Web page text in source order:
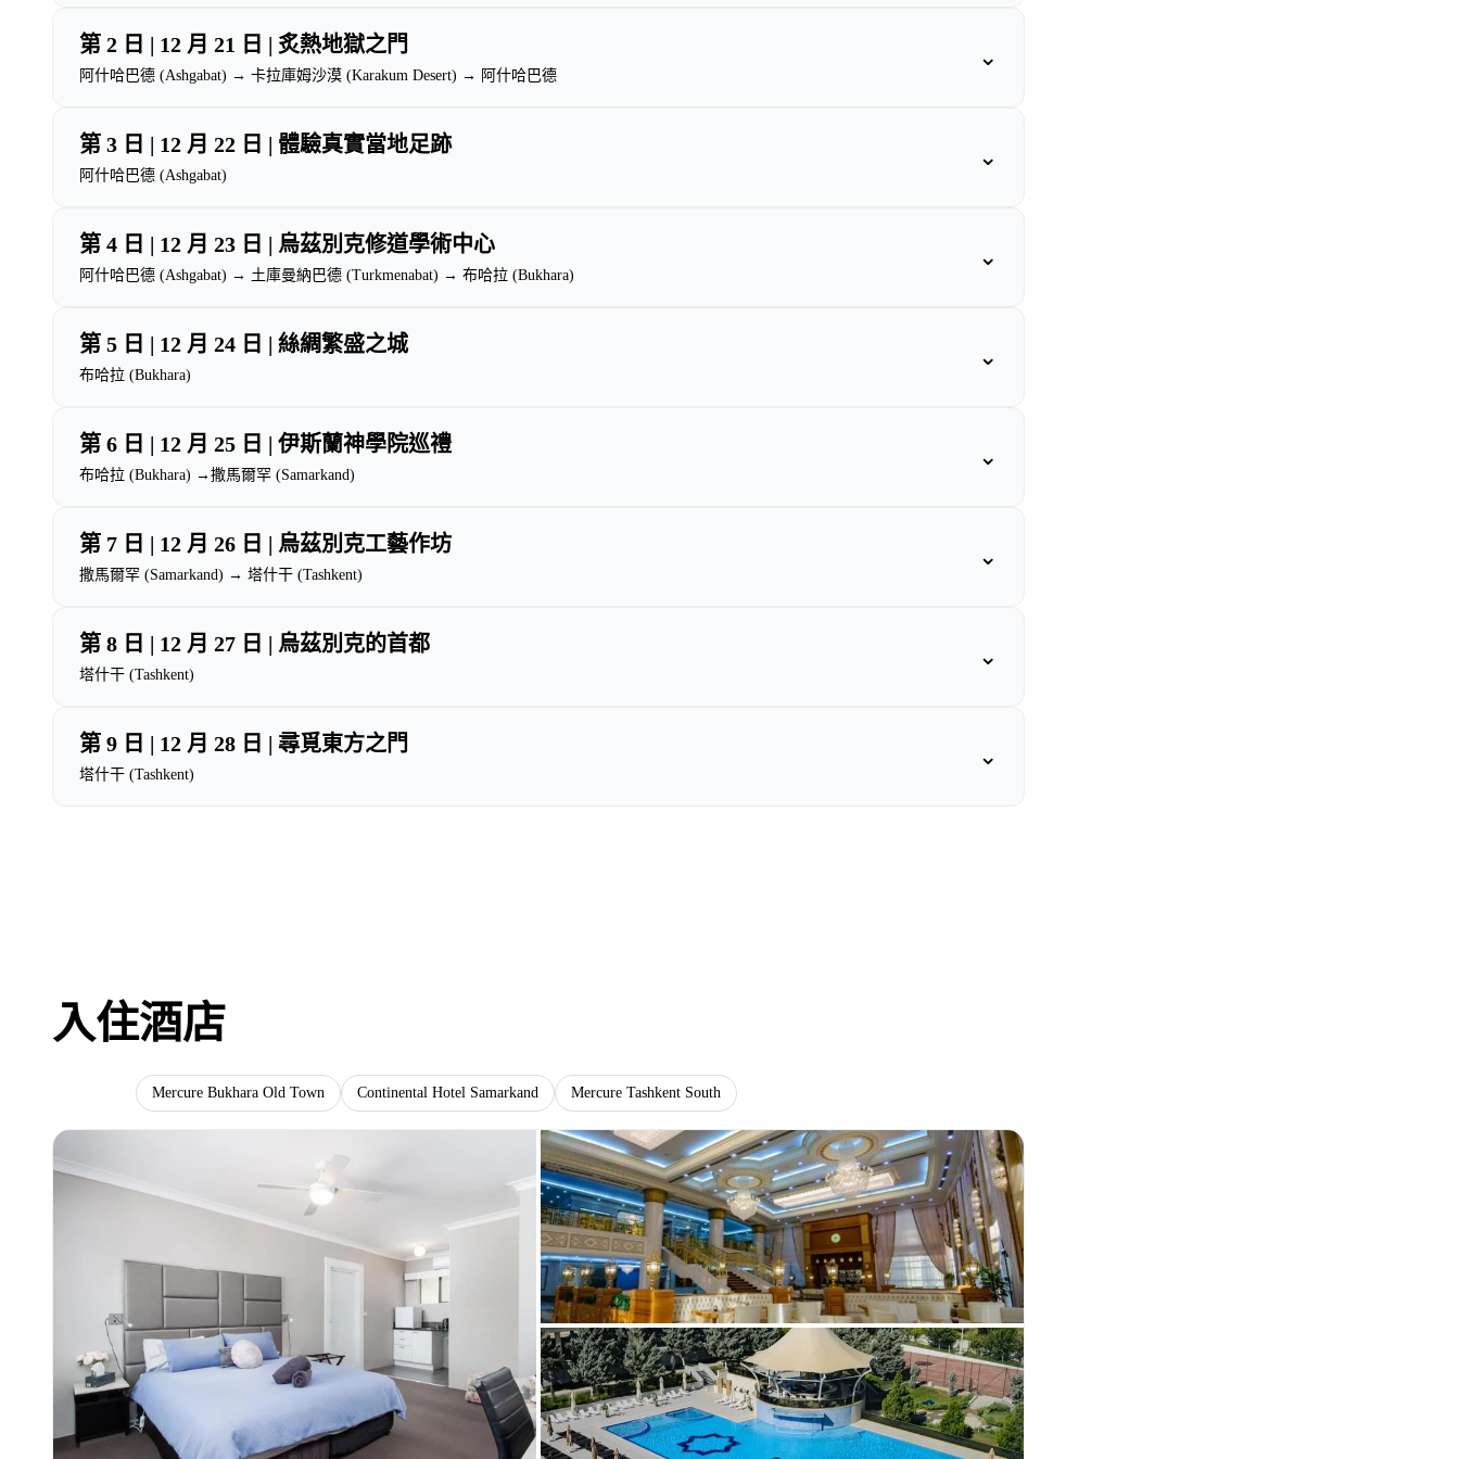
第 2 日 | 12 月 21 日 | 炙熱地獄之門
阿什哈巴德 (Ashgabat) → 卡拉庫姆沙漠 (Karakum Desert) → 阿什哈巴德
⌄
第 3 日 | 12 月 22 日 | 體驗真實當地足跡
阿什哈巴德 (Ashgabat)
⌄
第 4 日 | 12 月 23 日 | 烏茲別克修道學術中心
阿什哈巴德 (Ashgabat) → 土庫曼納巴德 (Turkmenabat) → 布哈拉 (Bukhara)
⌄
第 5 日 | 12 月 24 日 | 絲綢繁盛之城
布哈拉 (Bukhara)
⌄
第 6 日 | 12 月 25 日 | 伊斯蘭神學院巡禮
布哈拉 (Bukhara) →撒馬爾罕 (Samarkand)
⌄
第 7 日 | 12 月 26 日 | 烏茲別克工藝作坊
撒馬爾罕 (Samarkand) → 塔什干 (Tashkent)
⌄
第 8 日 | 12 月 27 日 | 烏茲別克的首都
塔什干 (Tashkent)
⌄
第 9 日 | 12 月 28 日 | 尋覓東方之門
塔什干 (Tashkent)
⌄
入住酒店
Mercure Bukhara Old Town Continental Hotel Samarkand Mercure Tashkent South